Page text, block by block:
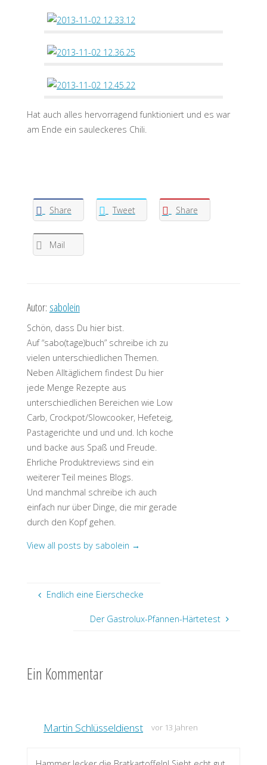
Hat auch alles hervorragend funktioniert und es war
am Ende ein sauleckeres Chili.
Share Tweet Share
Mail
Autor: sabolein
Schön, dass Du hier bist.
Auf “sabo(tage)buch” schreibe ich zu
vielen unterschiedlichen Themen.
Neben Alltäglichem findest Du hier
jede Menge Rezepte aus
unterschiedlichen Bereichen wie Low
Carb, Crockpot/Slowcooker, Hefeteig,
Pastagerichte und und und. Ich koche
und backe aus Spaß und Freude.
Ehrliche Produktreviews sind ein
weiterer Teil meines Blogs.
Und manchmal schreibe ich auch
einfach nur über Dinge, die mir gerade
durch den Kopf gehen.
View all posts by sabolein →
Endlich eine Eierschecke
Der Gastrolux-Pfannen-Härtetest
Ein Kommentar
Martin Schlüsseldienst vor 13 Jahren